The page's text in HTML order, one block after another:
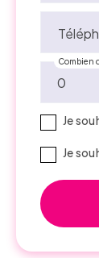
Combien
Je
Je